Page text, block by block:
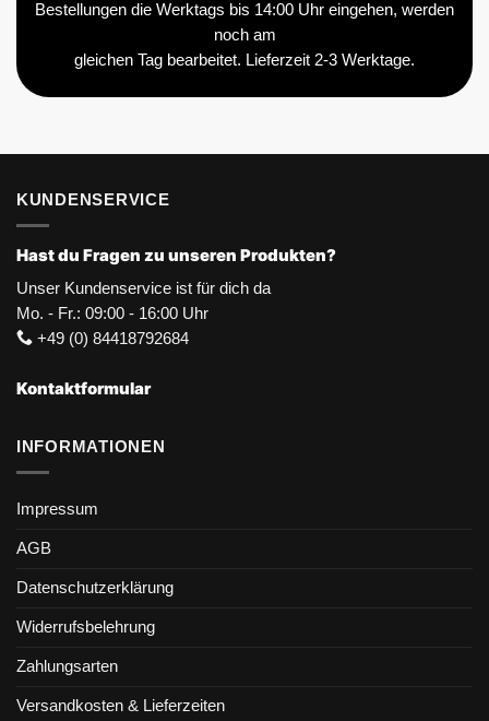
Bestellungen die Werktags bis 14:00 Uhr eingehen, werden
noch am
gleichen Tag bearbeitet. Lieferzeit 2-3 Werktage.
KUNDENSERVICE
Hast du Fragen zu unseren Produkten?
Unser Kundenservice ist für dich da
Mo. - Fr.: 09:00 - 16:00 Uhr
+49 (0) 84418792684
Kontaktformular
INFORMATIONEN
Impressum
AGB
Datenschutzerklärung
Widerrufsbelehrung
Zahlungsarten
Versandkosten & Lieferzeiten